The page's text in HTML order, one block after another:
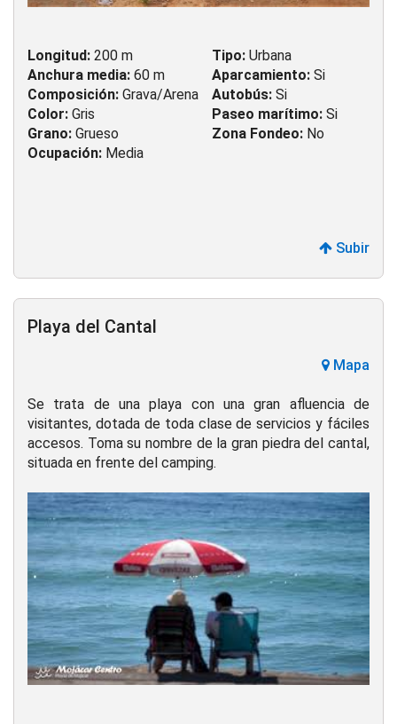
Longitud: 200 m
Anchura media: 60 m
Composición: Grava/Arena
Color: Gris
Grano: Grueso
Ocupación: Media
Tipo: Urbana
Aparcamiento: Si
Autobús: Si
Paseo marítimo: Si
Zona Fondeo: No
Subir
Playa del Cantal
Mapa
Se trata de una playa con una gran afluencia de
visitantes, dotada de toda clase de servicios y fáciles
accesos. Toma su nombre de la gran piedra del cantal,
situada en frente del camping.